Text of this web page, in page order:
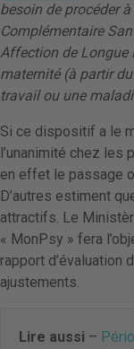
besoin de procéder
Complémentaire
Affection de Longue
maternité (à partir
travail ou une
Si ce dispositif a le
l’unanimité chez
en effet le passage
D’autres estiment
attractifs. Le
« MonPsy » fera
rapport d’évaluation
ajustements.
Lire aussi –